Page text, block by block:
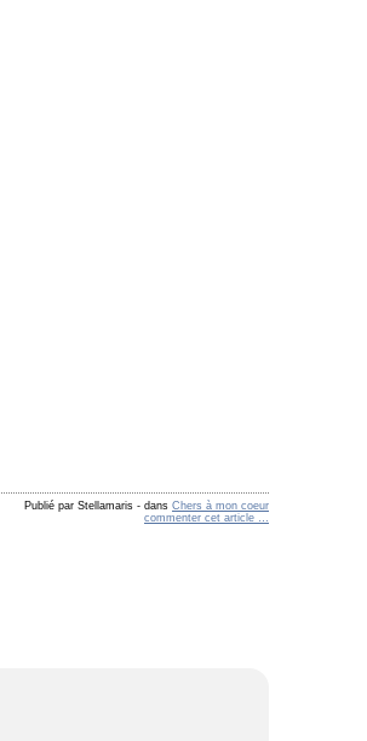
Publié par Stellamaris - dans Chers à mon coeur
commenter cet article …